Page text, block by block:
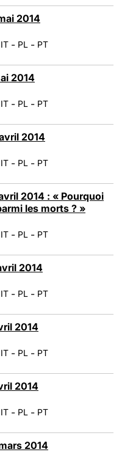
2014
IT - PL - PT
2014
IT - PL - PT
2014
IT - PL - PT
2014 : « Pourquoi
les morts ? »
IT - PL - PT
2014
IT - PL - PT
2014
IT - PL - PT
2014
IT - PL - PT
2014